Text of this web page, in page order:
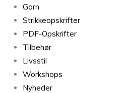
Garn
Strikkeopskrifter
PDF-Opskrifter
Tilbehør
Livsstil
Workshops
Nyheder
Mohair
antal